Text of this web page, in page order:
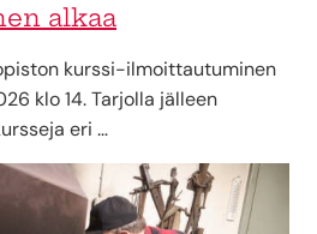
alkaa
kurssi-ilmoittautuminen
klo 14. Tarjolla jälleen
eri …